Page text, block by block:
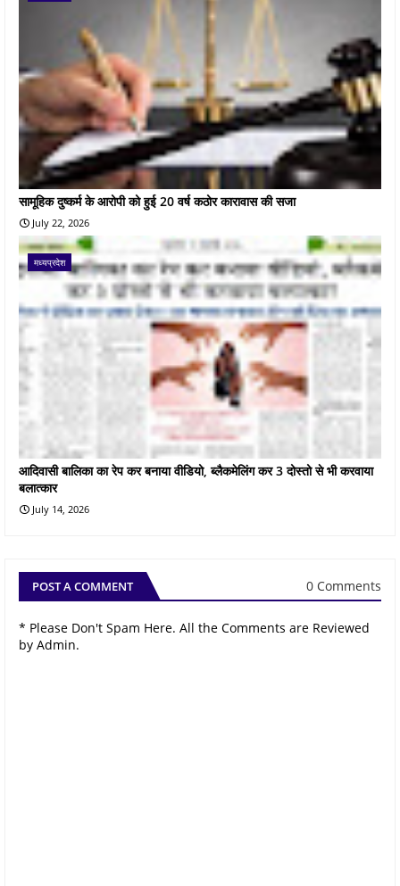
सामूहिक दुष्कर्म के आरोपी को हुई 20 वर्ष कठोर कारावास की सजा
July 22, 2026
मध्यप्रदेश
आदिवासी बालिका का रेप कर बनाया वीडियो, ब्लैकमेलिंग कर 3 दोस्तो से भी करवाया
बलात्कार
July 14, 2026
POST A COMMENT 0 Comments
* Please Don't Spam Here. All the Comments are Reviewed
by Admin.